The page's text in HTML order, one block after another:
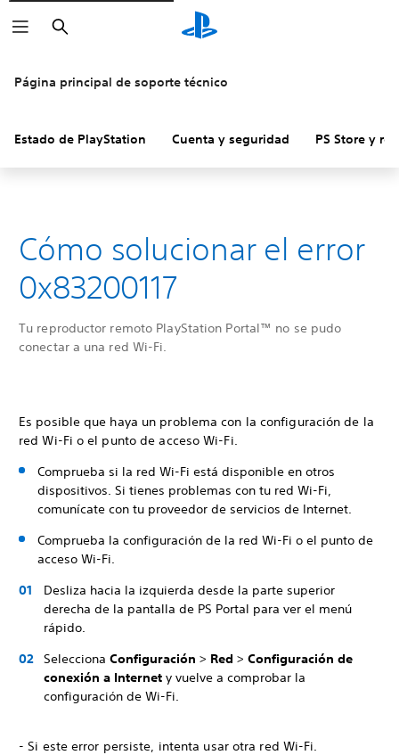
Buscar
Página principal de soporte técnico
Estado de PlayStation Cuenta y seguridad PS Store y
Cómo solucionar el error
0x83200117
Tu reproductor remoto PlayStation Portal™ no se pudo
conectar a una red Wi-Fi.
Es posible que haya un problema con la configuración de la
red Wi-Fi o el punto de acceso Wi-Fi.
Comprueba si la red Wi-Fi está disponible en otros
dispositivos. Si tienes problemas con tu red Wi-Fi,
comunícate con tu proveedor de servicios de Internet.
Comprueba la configuración de la red Wi-Fi o el punto de
acceso Wi-Fi.
Desliza hacia la izquierda desde la parte superior
derecha de la pantalla de PS Portal para ver el menú
rápido.
Selecciona Configuración > Red > Configuración de
conexión a Internet y vuelve a comprobar la
configuración de Wi-Fi.
- Si este error persiste, intenta usar otra red Wi-Fi.